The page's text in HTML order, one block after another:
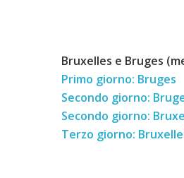
Bruxelles e Bruges
Primo giorno: Bruges
Secondo giorno:
Secondo giorno:
Terzo giorno: